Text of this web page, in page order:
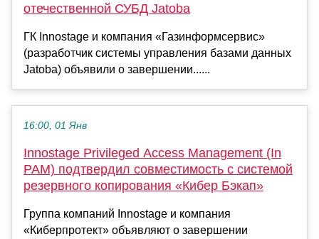
отечественной СУБД Jatoba
ГК Innostage и компания «Газинформсервис»
(разработчик системы управления базами данных
Jatoba) объявили о завершении......
16:00, 01 Янв
Innostage Privileged Access Management (In
PAM) подтвердил совместимость с системой
резервного копирования «Кибер Бэкап»
Группа компаний Innostage и компания
«Киберпротект» объявляют о завершении